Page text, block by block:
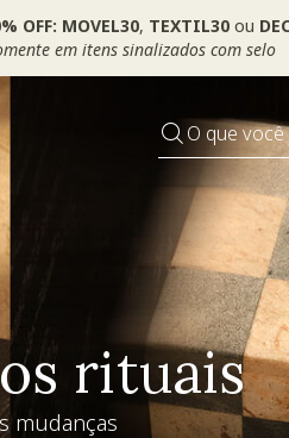
OFF: MOVEL30, TEXTIL30 ou
em itens sinalizados com selo
O que
rituais
mudanças